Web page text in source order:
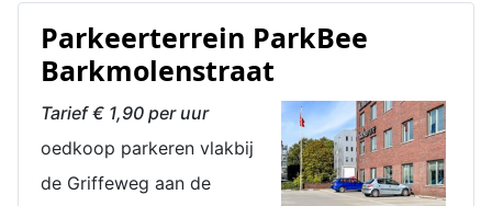
Parkeerterrein ParkBee
Barkmolenstraat
Tarief € 1,90 per uur
oedkoop parkeren vlakbij
de Griffeweg aan de